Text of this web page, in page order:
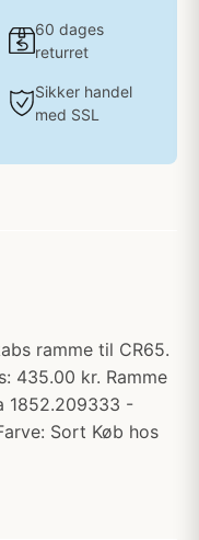
60 dages
returret
Sikker handel
med SSL
ramme til CR65.
435.00 kr. Ramme
1852.209333 -
Sort Køb hos